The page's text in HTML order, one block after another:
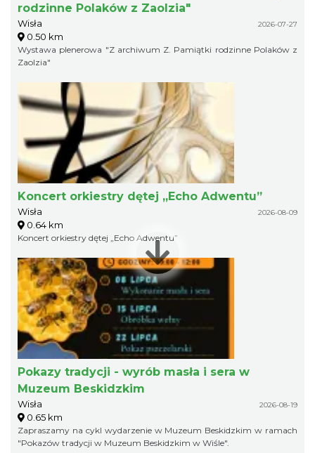
rodzinne Polaków z Zaolzia"
Wisła 2026-07-27
0.50 km
Wystawa plenerowa "Z archiwum Z. Pamiątki rodzinne Polaków z
Zaolzia"
Koncert orkiestry dętej „Echo Adwentu”
Wisła 2026-08-09
0.64 km
Koncert orkiestry dętej „Echo Adwentu”
Pokazy tradycji - wyrób masła i sera w
Muzeum Beskidzkim
Wisła 2026-08-19
0.65 km
Zapraszamy na cykl wydarzenie w Muzeum Beskidzkim w ramach
"Pokazów tradycji w Muzeum Beskidzkim w Wiśle".